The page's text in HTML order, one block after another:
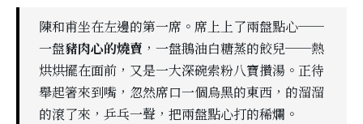
陳和甫坐在左邊的第一席。席上上了兩盤點心──
一盤豬肉心的燒賣 ，一盤鵝油白糖蒸的餃兒──熱
烘烘擺在面前，又是一大深碗索粉八寶攢湯。正待
舉起箸來到嘴，忽然席口一個烏黑的東西，的溜溜
的滾了來，乒乓一聲，把兩盤點心打的稀爛。